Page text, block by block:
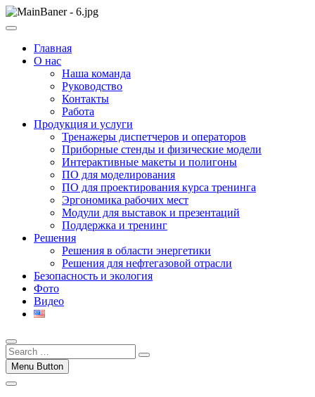
Skip
to
ООО НПП "АТП"
ООО НПП "АТП" – разработка тренажерных комплексов
Главная
О нас
Наша команда
Руководство
Контакты
Работа
Продукция и услуги
Тренажеры диспетчеров и операторов
Приборные стенды и физические модели
Интерактивные макеты и полигоны
ПО для моделирования
ПО для проектирования курса тренинга
Эргономика рабочих мест
Модули для выставок и презентаций
Поддержка и тренинг
Решения
Решения в области энергетики
Решения для нефтегазовой отрасли
Безопасность и экология
Фото
Видео
Menu Button